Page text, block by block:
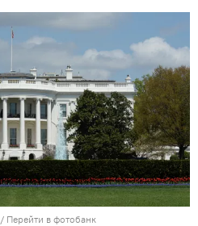
/ Перейти в фотобанк